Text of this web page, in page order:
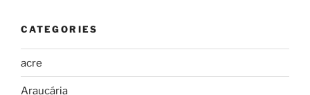
CATEGORIES
acre
Araucária